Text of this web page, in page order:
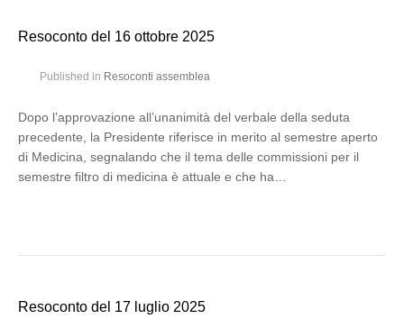
Resoconto del 16 ottobre 2025
Published in Resoconti assemblea
Dopo l’approvazione all’unanimità del verbale della seduta
precedente, la Presidente riferisce in merito al semestre aperto
di Medicina, segnalando che il tema delle commissioni per il
semestre filtro di medicina è attuale e che ha…
Resoconto del 17 luglio 2025